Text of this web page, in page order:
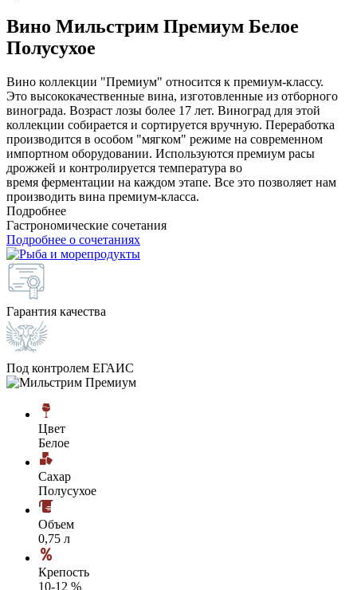
Вино Мильстрим Премиум Белое
Полусухое
Вино коллекции "Премиум" относится к премиум-классу.
Это высококачественные вина, изготовленные из отборного
винограда. Возраст лозы более 17 лет. Виноград для этой
коллекции собирается и сортируется вручную. Переработка
производится в особом "мягком" режиме на современном
импортном оборудовании. Используются премиум расы
дрожжей и контролируется температура во
время ферментации на каждом этапе. Все это позволяет нам
производить вина премиум-класса.
Подробнее
Гастрономические сочетания
Подробнее о сочетаниях
Гарантия качества
Под контролем ЕГАИС
Цвет
Белое
Сахар
Полусухое
Объем
0,75 л
Крепость
10-12 %